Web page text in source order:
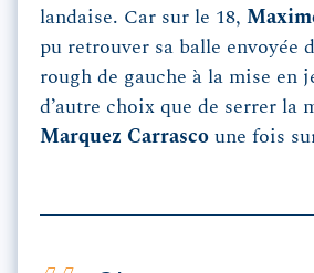
landaise. Car sur le 18,
pu retrouver sa balle envoyée
rough de gauche à la mise en
d’autre choix que de serrer la
Marquez Carrasco une fois